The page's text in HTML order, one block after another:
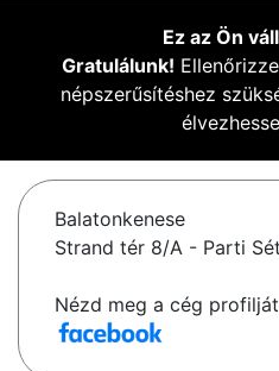
Ez az Ön
Gratulálunk!
népszerűsítéshez
Balatonkenese
Strand tér 8/A - Parti
Nézd meg a cég